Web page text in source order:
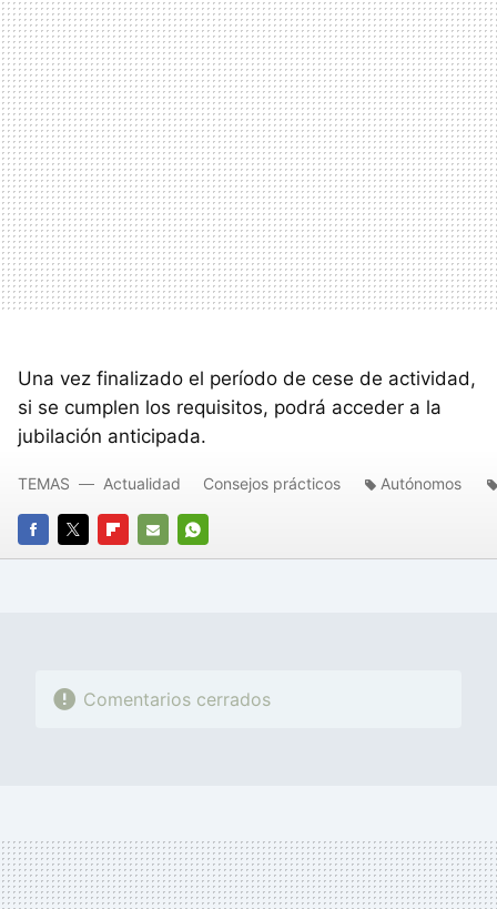
Una vez finalizado el período de cese de actividad,
si se cumplen los requisitos, podrá acceder a la
jubilación anticipada.
FACEBOOK
TWITTERFLIPBOARD
E-
WHATSAPP
TEMAS Actualidad Consejos prácticos Autónomos
Comentarios cerrados